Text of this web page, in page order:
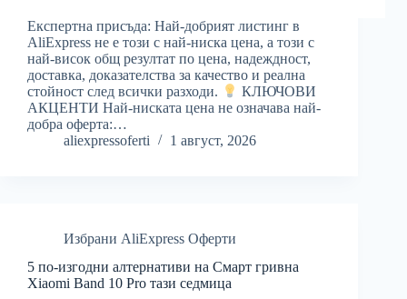
Експертна присъда: Най-добрият листинг в
AliExpress не е този с най-ниска цена, а този с
най-висок общ резултат по цена, надеждност,
доставка, доказателства за качество и реална
стойност след всички разходи.
КЛЮЧОВИ
АКЦЕНТИ Най-ниската цена не означава най-
добра оферта:…
aliexpressoferti
1 август, 2026
Избрани AliExpress Оферти
5 по-изгодни алтернативи на Смарт гривна
Xiaomi Band 10 Pro тази седмица